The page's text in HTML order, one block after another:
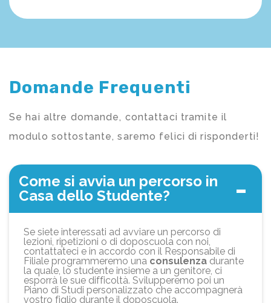
Domande Frequenti
Se hai altre domande, contattaci tramite il
modulo sottostante, saremo felici di risponderti!
Come si avvia un percorso in
Casa dello Studente?
Se siete interessati ad avviare un percorso di
lezioni, ripetizioni o di doposcuola con noi,
contattateci e in accordo con il Responsabile di
Filiale programmeremo una consulenza durante
la quale, lo studente insieme a un genitore, ci
esporrà le sue difficoltà. Svilupperemo poi un
Piano di Studi personalizzato che accompagnerà
vostro figlio durante il doposcuola.